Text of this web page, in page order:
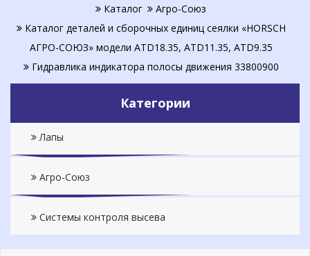
Каталог
Агро-Союз
Каталог деталей и сборочных единиц сеялки «HORSCH
АГРО-СОЮЗ» модели ATD18.35, ATD11.35, ATD9.35
Гидравлика индикатора полосы движения 33800900
Категории
Лапы
Агро-Союз
Системы контроля высева